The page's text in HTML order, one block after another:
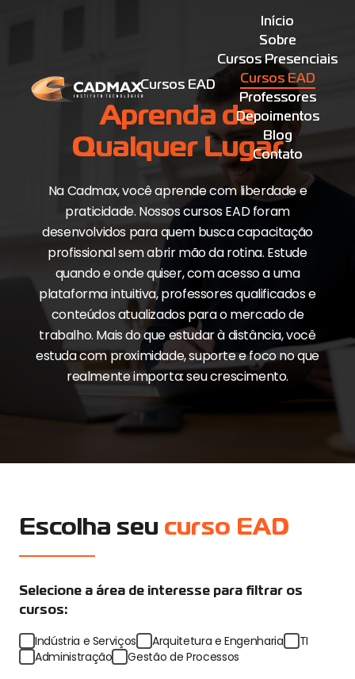
Início
Sobre
Cursos Presenciais
Cursos EAD
Professores
Depoimentos
Blog
Contato
Cursos EAD
Aprenda de
Qualquer Lugar
Na Cadmax, você aprende com liberdade e
praticidade. Nossos cursos EAD foram
desenvolvidos para quem busca capacitação
profissional sem abrir mão da rotina. Estude
quando e onde quiser, com acesso a uma
plataforma intuitiva, professores qualificados e
conteúdos atualizados para o mercado de
trabalho. Mais do que estudar à distância, você
estuda com proximidade, suporte e foco no que
realmente importa: seu crescimento.
Escolha seu curso EAD
Selecione a área de interesse para filtrar os
cursos:
Indústria e Serviços Arquitetura e Engenharia
TI
Administração
Gestão de Processos